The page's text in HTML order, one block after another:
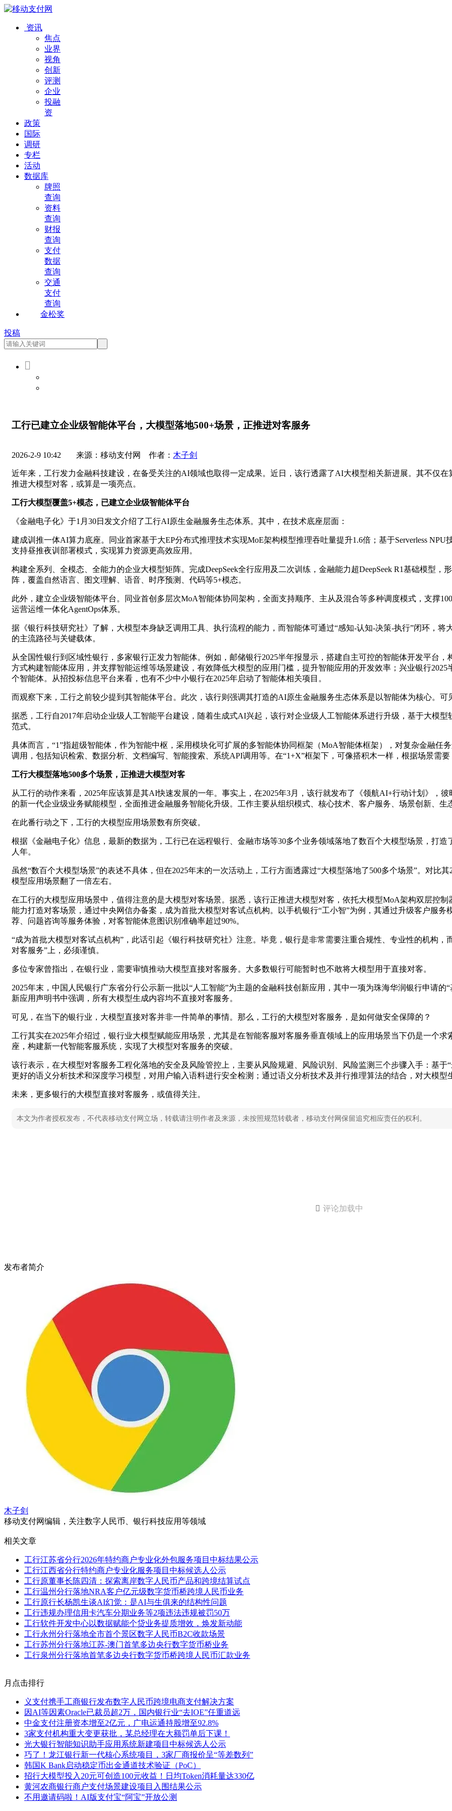
资讯
焦点
业界
视角
创新
评测
企业
投融
资
政策
国际
调研
专栏
活动
数据库
牌照
查询
资料
查询
财报
查询
支付
数据
查询
交通
支付
查询
金松奖
投稿

工行已建立企业级智能体平台，大模型落地500+场景，正推进对客服务
2026-2-9 10:42 来源：移动支付网 作者： 木子剑
近年来，工行发力金融科技建设，在备受关注的AI领域也取得一定成果。近日，该行透露了AI大模型相关新进展。其不仅
推进大模型对客，或算是一项亮点。
工行大模型覆盖5+模态，已建立企业级智能体平台
《金融电子化》于1月30日发文介绍了工行AI原生金融服务生态体系。其中，在技术底座层面：
建成训推一体AI算力底座。同业首家基于大EP分布式推理技术实现MoE架构模型推理吞吐量提升1.6倍；基于Serverless
支持昼推夜训部署模式，实现算力资源更高效应用。
构建全系列、全模态、全能力的企业大模型矩阵。完成DeepSeek全行应用及二次训练，金融能力超DeepSeek R1基础模型
阵，覆盖自然语言、图文理解、语音、时序预测、代码等5+模态。
此外，建立企业级智能体平台。同业首创多层次MoA智能体协同架构，全面支持顺序、主从及混合等多种调度模式，支撑
运营运维一体化AgentOps体系。
据《银行科技研究社》了解，大模型本身缺乏调用工具、执行流程的能力，而智能体可通过“感知-认知-决策-执行”闭环，
的主流路径与关键载体。
从全国性银行到区域性银行，多家银行正发力智能体。例如，邮储银行2025半年报显示，搭建自主可控的智能体开发平台
方式构建智能体应用，并支撑智能运维等场景建设，有效降低大模型的应用门槛，提升智能应用的开发效率；兴业银行
个智能体。从招投标信息平台来看，也有不少中小银行在2025年启动了智能体相关项目。
而观察下来，工行之前较少提到其智能体平台。此次，该行则强调其打造的AI原生金融服务生态体系是以智能体为核心。可
据悉，工行自2017年启动企业级人工智能平台建设，随着生成式AI兴起，该行对企业级人工智能体系进行升级，基于大模
范式。
具体而言，“1”指超级智能体，作为智能中枢，采用模块化可扩展的多智能体协同框架（MoA智能体框架），对复杂金融任
调用，包括知识检索、数据分析、文档编写、智能搜索、系统API调用等。在“1+X”框架下，可像搭积木一样，根据场景需
工行大模型落地500多个场景，正推进大模型对客
从工行的动作来看，2025年应该算是其AI快速发展的一年。事实上，在2025年3月，该行就发布了《领航AI+行动计划》，
的新一代企业级业务赋能模型，全面推进金融服务智能化升级。工作主要从组织模式、核心技术、客户服务、场景创新、生
在此番行动之下，工行的大模型应用场景数有所突破。
根据《金融电子化》信息，最新的数据为，工行已在远程银行、金融市场等30多个业务领域落地了数百个大模型场景，打
人年。
虽然“数百个大模型场景”的表述不具体，但在2025年末的一次活动上，工行方面透露过“大模型落地了500多个场景”。对比
模型应用场景翻了一倍左右。
在工行的大模型应用场景中，值得注意的是大模型对客场景。据悉，该行正推进大模型对客，依托大模型MoA架构双层控
能力打造对客场景，通过中央网信办备案，成为首批大模型对客试点机构。以手机银行“工小智”为例，其通过升级客户服
荐、问题咨询等服务体验，对客智能体意图识别准确率超过90%。
“成为首批大模型对客试点机构”，此话引起《银行科技研究社》注意。毕竟，银行是非常需要注重合规性、专业性的机构
对客服务”上，必须谨慎。
多位专家曾指出，在银行业，需要审慎推动大模型直接对客服务。大多数银行可能暂时也不敢将大模型用于直接对客。
2025年末，中国人民银行广东省分行公示新一批以“人工智能”为主题的金融科技创新应用，其中一项为珠海华润银行申请的
新应用声明书中强调，所有大模型生成内容均不直接对客服务。
可见，在当下的银行业，大模型直接对客并非一件简单的事情。那么，工行的大模型对客服务，是如何做安全保障的？
工行其实在2025年介绍过，银行业大模型赋能应用场景，尤其是在智能客服对客服务垂直领域上的应用场景当下仍是一个
座，构建新一代智能客服系统，实现了大模型对客服务的突破。
该行表示，在大模型对客服务工程化落地的安全及风险管控上，主要从风险规避、风险识别、风险监测三个步骤入手：基于
更好的语义分析技术和深度学习模型，对用户输入语料进行安全检测；通过语义分析技术及并行推理算法的结合，对大模型
未来，更多银行的大模型直接对客服务，或值得关注。
本文为作者授权发布，不代表移动支付网立场，转载请注明作者及来源，未按照规范转载者，移动支付网保留追究相应责任的权利。
 评论加载中
发布者简介
木子剑
移动支付网编辑，关注数字人民币、银行科技应用等领域
相关文章
工行江苏省分行2026年特约商户专业化外包服务项目中标结果公示
工行江西省分行特约商户专业化服务项目中标候选人公示
工行原董事长陈四清：探索离岸数字人民币产品和跨境结算试点
工行温州分行落地NRA客户亿元级数字货币桥跨境人民币业务
工行原行长杨凯生谈AI幻觉：是AI与生俱来的结构性问题
工行违规办理信用卡汽车分期业务等2项违法违规被罚50万
工行软件开发中心以数据赋能个贷业务提质增效，焕发新动能
工行永州分行落地全市首个景区数字人民币B2C收款场景
工行苏州分行落地江苏-澳门首笔多边央行数字货币桥业务
工行泉州分行落地首笔多边央行数字货币桥跨境人民币汇款业务
月点击排行
义支付携手工商银行发布数字人民币跨境电商支付解决方案
因AI等因素Oracle已裁员超2万，国内银行业“去IOE”任重道远
中金支付注册资本增至2亿元，广电运通持股增至92.8%
3家支付机构重大变更获批，某总经理在大额罚单后下课！
光大银行智能知识助手应用系统新建项目中标候选人公示
巧了！龙江银行新一代核心系统项目，3家厂商报价呈“等差数列”
韩国K Bank启动稳定币出金通道技术验证（PoC）
招行大模型投入20元可创造100元收益！日均Token消耗量达330亿
黄河农商银行商户支付场景建设项目入围结果公示
不用邀请码啦！AI版支付宝“阿宝”开放公测